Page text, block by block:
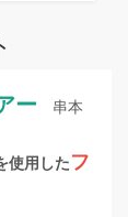
ー 串本
使用したフ